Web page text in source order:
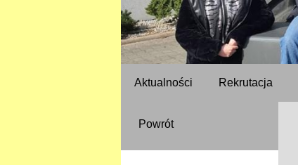
Aktualności Rekrutacja
Powrót